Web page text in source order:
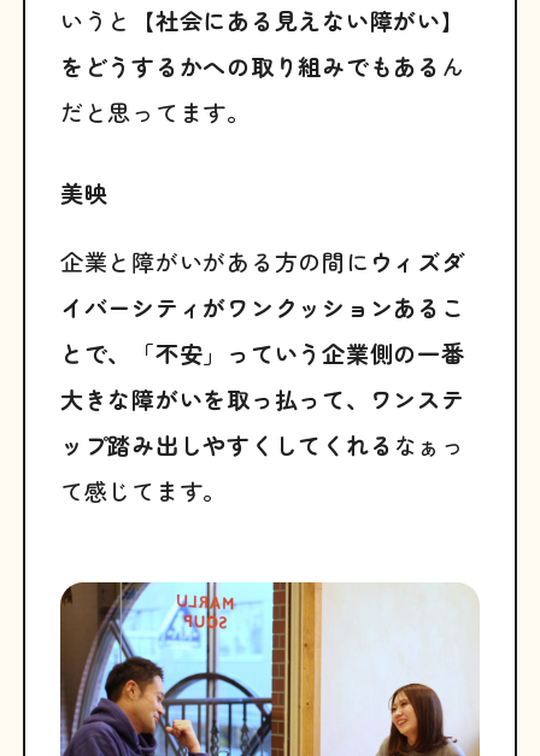
いうと
【社会にある見えない障がい】
をどうするかへの取り組みでもある ん
だと思ってます。
美映
企業と障がいがある方の間に ウィズダ
イバーシティがワンクッションあるこ
とで、「不安」っていう企業側の一番
大きな障がいを取っ払って、ワンステ
ップ踏み出しやすくしてくれる なぁっ
て感じてます。